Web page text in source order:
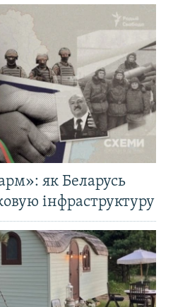
як Беларусь
інфраструктуру